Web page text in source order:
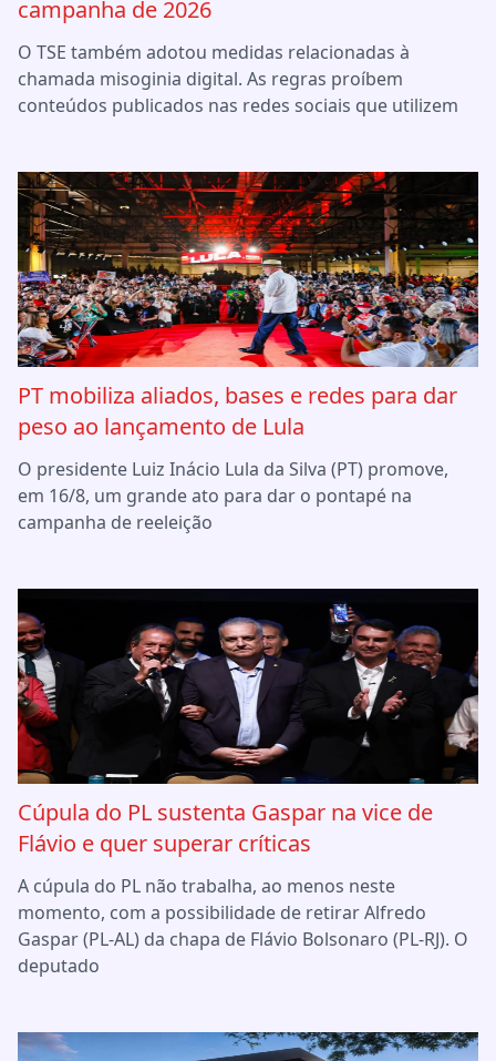
campanha de 2026
O TSE também adotou medidas relacionadas à
chamada misoginia digital. As regras proíbem
conteúdos publicados nas redes sociais que utilizem
PT mobiliza aliados, bases e redes para dar
peso ao lançamento de Lula
O presidente Luiz Inácio Lula da Silva (PT) promove,
em 16/8, um grande ato para dar o pontapé na
campanha de reeleição
Cúpula do PL sustenta Gaspar na vice de
Flávio e quer superar críticas
A cúpula do PL não trabalha, ao menos neste
momento, com a possibilidade de retirar Alfredo
Gaspar (PL-AL) da chapa de Flávio Bolsonaro (PL-RJ). O
deputado